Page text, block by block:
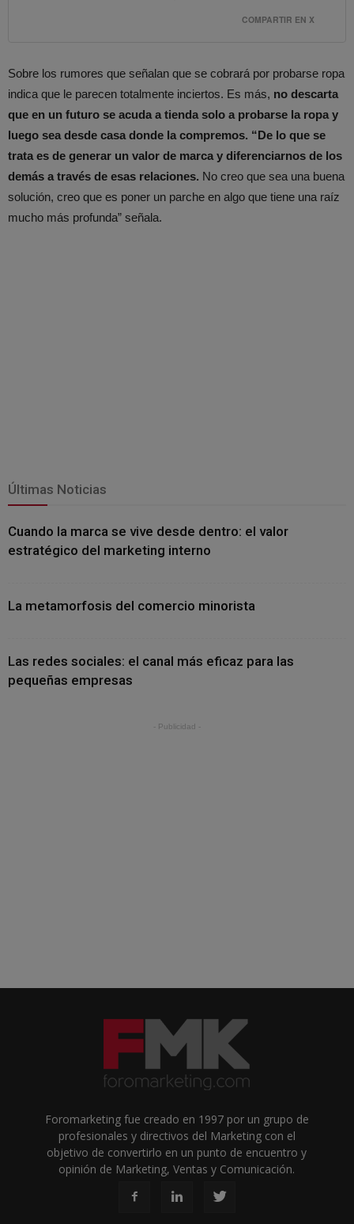
COMPARTIR EN X
Sobre los rumores que señalan que se cobrará por probarse ropa
indica que le parecen totalmente inciertos. Es más, no descarta
que en un futuro se acuda a tienda solo a probarse la ropa y
luego sea desde casa donde la compremos. “De lo que se
trata es de generar un valor de marca y diferenciarnos de los
demás a través de esas relaciones. No creo que sea una buena
solución, creo que es poner un parche en algo que tiene una raíz
mucho más profunda” señala.
Últimas Noticias
Cuando la marca se vive desde dentro: el valor
estratégico del marketing interno
La metamorfosis del comercio minorista
Las redes sociales: el canal más eficaz para las
pequeñas empresas
- Publicidad -
Foromarketing fue creado en 1997 por un grupo de
profesionales y directivos del Marketing con el
objetivo de convertirlo en un punto de encuentro y
opinión de Marketing, Ventas y Comunicación.